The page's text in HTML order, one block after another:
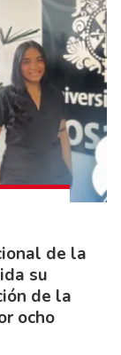
de la
su
de la
ocho